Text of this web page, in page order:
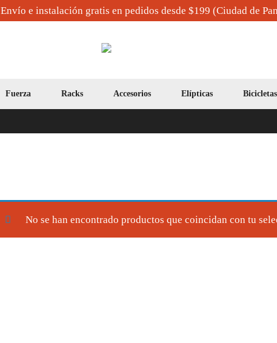
Envío e instalación gratis en pedidos desde $199 (Ciudad de
Fuerza Racks Accesorios Elípticas Bicicletas
No se han encontrado productos que coincidan con tu